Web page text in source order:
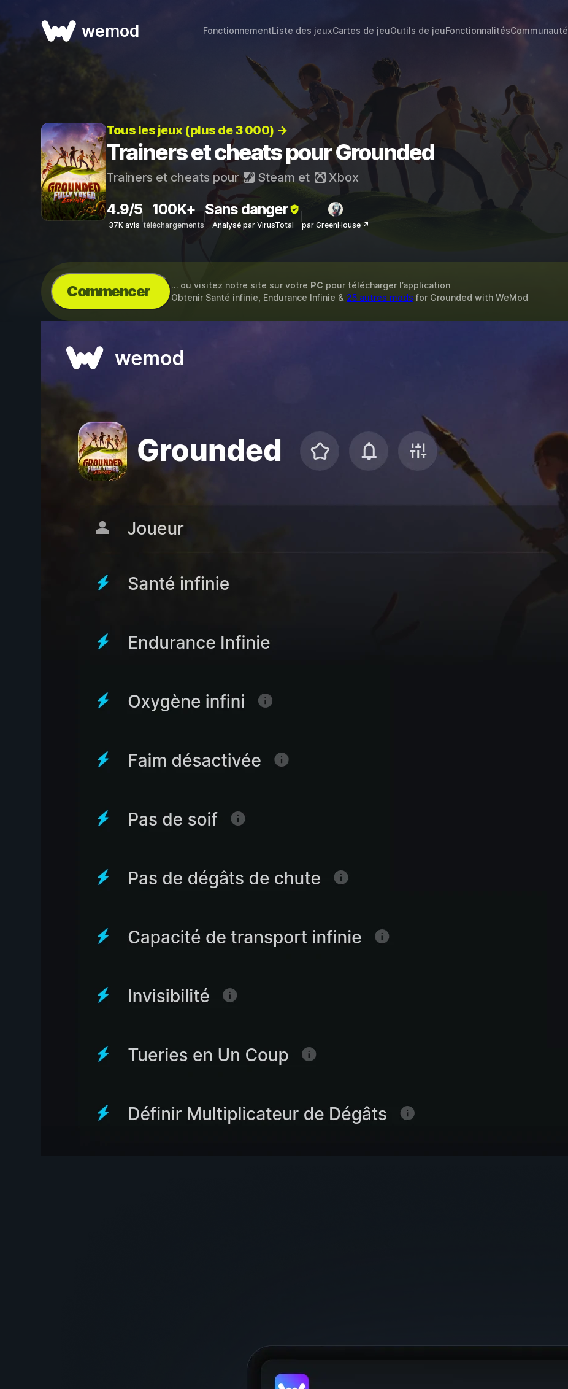
wemod FonctionnementListe des jeuxCartes de jeuOutils de jeuFonctionnalitésCommunauté
Tous les jeux (plus de 3 000) →
Trainers et cheats pour Grounded
Trainers et cheats pour Steam et Xbox
4.9/5
37K avis
100K+
téléchargements
Sans danger
Analysé par VirusTotal par GreenHouse ↗
Commencer … ou visitez notre site sur votre PC pour télécharger l’application
Obtenir Santé infinie, Endurance Infinie & 25 autres mods for Grounded with WeMod